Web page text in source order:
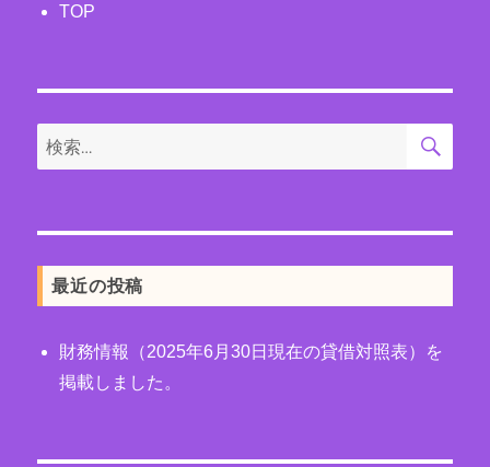
TOP
検
索:
検
最近の投稿
財務情報（2025年6月30日現在の貸借対照表）を
掲載しました。